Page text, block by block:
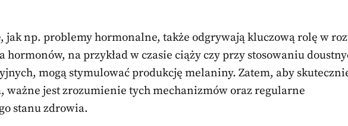
np. problemy hormonalne, także odgrywają kluczową rolę w
na przykład w czasie ciąży czy przy stosowaniu
mogą stymulować produkcję melaniny. Zatem, aby
ważne jest zrozumienie tych mechanizmów oraz regularne
stanu zdrowia.